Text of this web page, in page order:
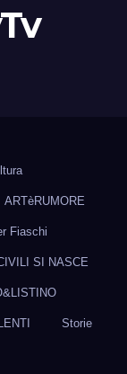
ARTèRUMORE
Fiaschi
SI NASCE
Storie